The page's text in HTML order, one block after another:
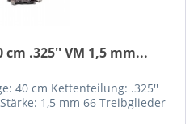
.325'' VM 1,5 mm...
40 cm Kettenteilung: .325''
1,5 mm 66 Treibglieder